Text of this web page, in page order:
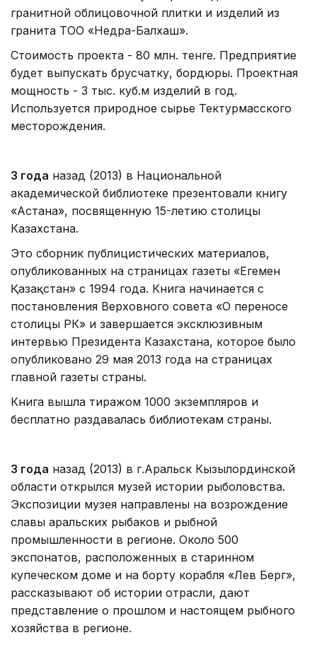
гранитной облицовочной плитки и изделий из
гранита ТОО «Недра-Балхаш».
Стоимость проекта - 80 млн. тенге. Предприятие
будет выпускать брусчатку, бордюры. Проектная
мощность - 3 тыс. куб.м изделий в год.
Используется природное сырье Тектурмасского
месторождения.
3 года назад (2013) в Национальной
академической библиотеке презентовали книгу
«Астана», посвященную 15-летию столицы
Казахстана.
Это сборник публицистических материалов,
опубликованных на страницах газеты «Егемен
Қазақстан» с 1994 года. Книга начинается с
постановления Верховного совета «О переносе
столицы РК» и завершается эксклюзивным
интервью Президента Казахстана, которое было
опубликовано 29 мая 2013 года на страницах
главной газеты страны.
Книга вышла тиражом 1000 экземпляров и
бесплатно раздавалась библиотекам страны.
3 года назад (2013) в г.Аральск Кызылординской
области открылся музей истории рыболовства.
Экспозиции музея направлены на возрождение
славы аральских рыбаков и рыбной
промышленности в регионе. Около 500
экспонатов, расположенных в старинном
купеческом доме и на борту корабля «Лев Берг»,
рассказывают об истории отрасли, дают
представление о прошлом и настоящем рыбного
хозяйства в регионе.